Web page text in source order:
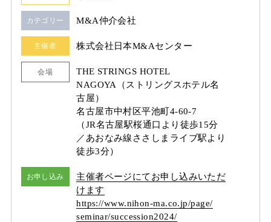
カテゴリー M&A仲介会社
主催者 株式会社日本M&Aセンター
会場
THE STRINGS HOTEL
NAGOYA（ストリングスホテル名
古屋）
名古屋市中村区平池町4-60-7
（JR名古屋駅桜通口より徒歩15分
／あおなみ線ささしまライブ駅より
徒歩3分）
お申し込み
主催者ページにてお申し込みいただ
けます
https://www.nihon-ma.co.jp/page/
seminar/succession2024/